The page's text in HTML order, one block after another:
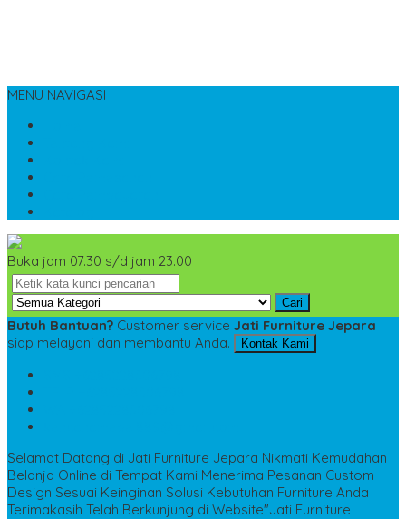
MENU NAVIGASI
Buka jam 07.30 s/d jam 23.00
Cari
Butuh Bantuan? Customer service Jati Furniture Jepara
siap melayani dan membantu Anda.
Kontak Kami
Selamat Datang di Jati Furniture Jepara Nikmati Kemudahan
Belanja Online di Tempat Kami Menerima Pesanan Custom
Design Sesuai Keinginan Solusi Kebutuhan Furniture Anda
Terimakasih Telah Berkunjung di Website"Jati Furniture